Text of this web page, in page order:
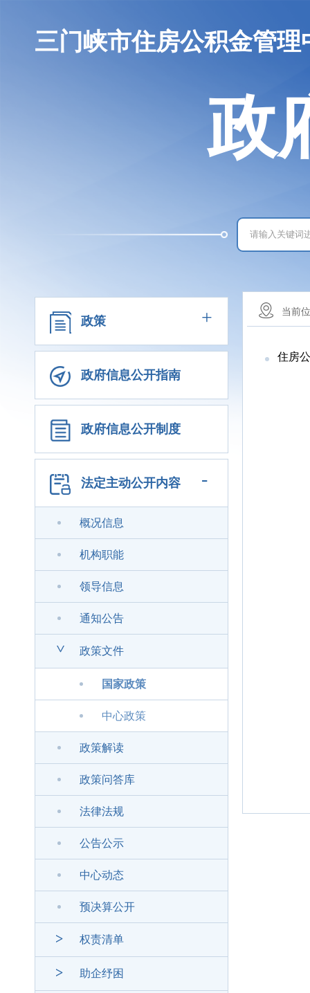
三门峡市住房公积金管理
政
政策 +
政府信息公开指南
政府信息公开制度
法定主动公开内容 -
概况信息
机构职能
领导信息
通知公告
> 政策文件
国家政策
中心政策
政策解读
政策问答库
法律法规
公告公示
中心动态
预决算公开
> 权责清单
> 助企纾困
当前
住房